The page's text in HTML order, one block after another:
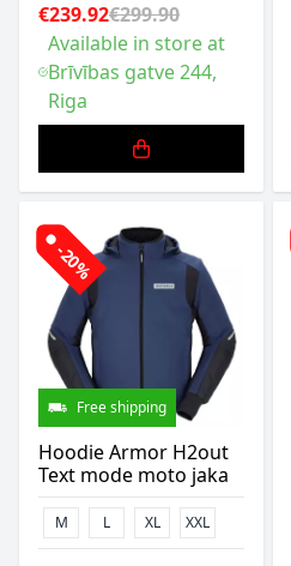
€239.92€299.90
Available in store at
Brīvības gatve 244,
Riga
-20%
Free shipping
Hoodie Armor H2out
Text mode moto jaka
M L XL XXL